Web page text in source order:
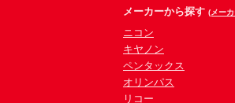
メーカーから探す (メー
ニコン
キヤノン
ペンタックス
オリンパス
リコー